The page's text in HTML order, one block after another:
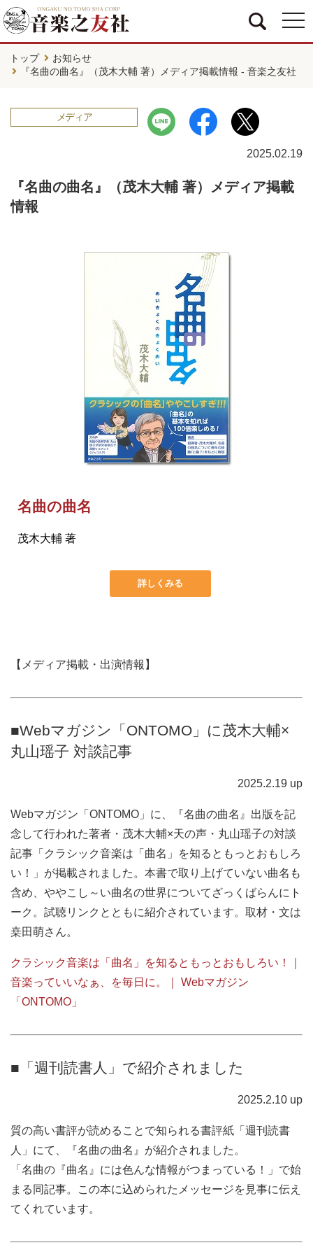
トップ
お知らせ
『名曲の曲名』（茂木大輔 著）メディア掲載情報 - 音楽之友社
メディア
2025.02.19
『名曲の曲名』（茂木大輔 著）メディア掲載
情報
名曲の曲名
茂木大輔 著
詳しくみる
【メディア掲載・出演情報】
■Webマガジン「ONTOMO」に茂木大輔×
丸山瑶子 対談記事
2025.2.19 up
Webマガジン「ONTOMO」に、『名曲の曲名』出版を記
念して行われた著者・茂木大輔×天の声・丸山瑶子の対談
記事「クラシック音楽は「曲名」を知るともっとおもしろ
い！」が掲載されました。本書で取り上げていない曲名も
含め、ややこし～い曲名の世界についてざっくばらんにト
ーク。試聴リンクとともに紹介されています。取材・文は
桒田萌さん。
クラシック音楽は「曲名」を知るともっとおもしろい！｜
音楽っていいなぁ、を毎日に。｜ Webマガジン
「ONTOMO」
■「週刊読書人」で紹介されました
2025.2.10 up
質の高い書評が読めることで知られる書評紙「週刊読書
人」にて、『名曲の曲名』が紹介されました。
「名曲の『曲名』には色んな情報がつまっている！」で始
まる同記事。この本に込められたメッセージを見事に伝え
てくれています。